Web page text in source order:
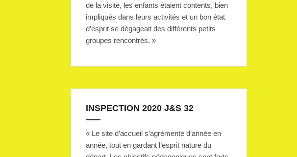
de la visite, les enfants étaient contents, bien
impliqués dans leurs activités et un bon état
d’esprit se dégageait des différents petits
groupes rencontrés. »
INSPECTION 2020 J&S 32
« Le site d’accueil s’agrémente d’année en
année, tout en gardant l’esprit nature du